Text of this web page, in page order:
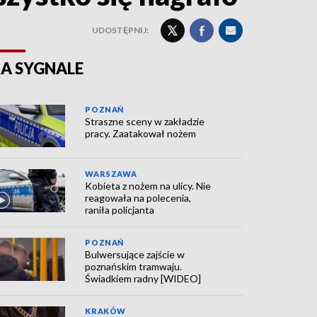
UDOSTĘPNIJ:
SYGNALE
POZNAŃ
Straszne sceny w zakładzie
pracy. Zaatakował nożem
WARSZAWA
Kobieta z nożem na ulicy. Nie
reagowała na polecenia,
raniła policjanta
POZNAŃ
Bulwersujące zajście w
poznańskim tramwaju.
Świadkiem radny [WIDEO]
KRAKÓW